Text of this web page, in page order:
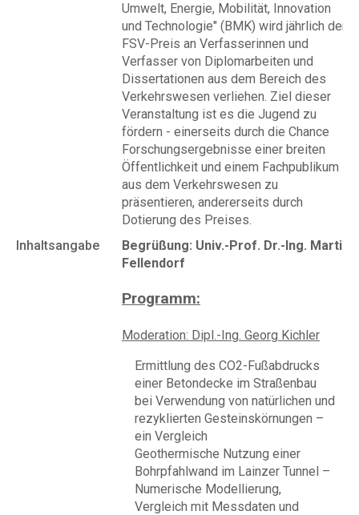
Umwelt, Energie, Mobilität, Innovation
und Technologie" (BMK) wird jährlich der
FSV-Preis an Verfasserinnen und
Verfasser von Diplomarbeiten und
Dissertationen aus dem Bereich des
Verkehrswesen verliehen. Ziel dieser
Veranstaltung ist es die Jugend zu
fördern - einerseits durch die Chance
Forschungsergebnisse einer breiten
Öffentlichkeit und einem Fachpublikum
aus dem Verkehrswesen zu
präsentieren, andererseits durch
Dotierung des Preises.
Inhaltsangabe
Begrüßung: Univ.-Prof. Dr.-Ing. Martin
Fellendorf
Programm:
Moderation: Dipl.-Ing. Georg Kichler
Ermittlung des CO2-Fußabdrucks
einer Betondecke im Straßenbau
bei Verwendung von natürlichen und
rezyklierten Gesteinskörnungen –
ein Vergleich
Geothermische Nutzung einer
Bohrpfahlwand im Lainzer Tunnel –
Numerische Modellierung,
Vergleich mit Messdaten und